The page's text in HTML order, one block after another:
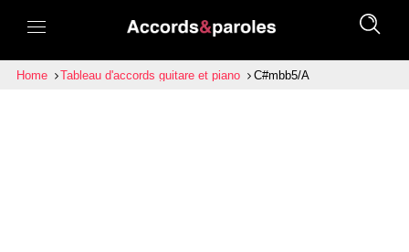
Home Tableau d'accords guitare et piano C#mbb5/A